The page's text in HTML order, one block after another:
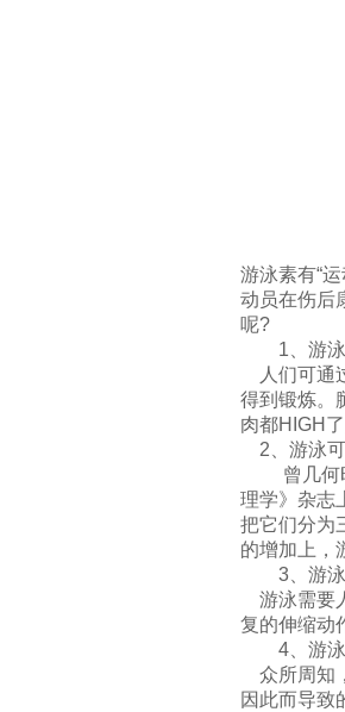
游泳素有“
动员在伤后
呢?
1、游泳
人们可通
得到锻炼。
肉都HIGH
2、游泳
曾几何时
理学》杂志
把它们分为
的增加上，
3、游泳
游泳需要
复的伸缩动
4、游泳
众所周知
因此而导致